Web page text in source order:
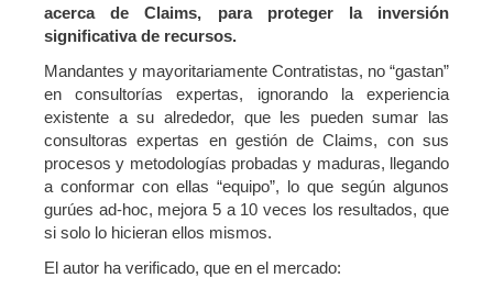
acerca de Claims, para proteger la inversión
significativa de recursos.
Mandantes y mayoritariamente Contratistas, no “gastan”
en consultorías expertas, ignorando la experiencia
existente a su alrededor, que les pueden sumar las
consultoras expertas en gestión de Claims, con sus
procesos y metodologías probadas y maduras, llegando
a conformar con ellas “equipo”, lo que según algunos
gurúes ad-hoc, mejora 5 a 10 veces los resultados, que
si solo lo hicieran ellos mismos.
El autor ha verificado, que en el mercado: